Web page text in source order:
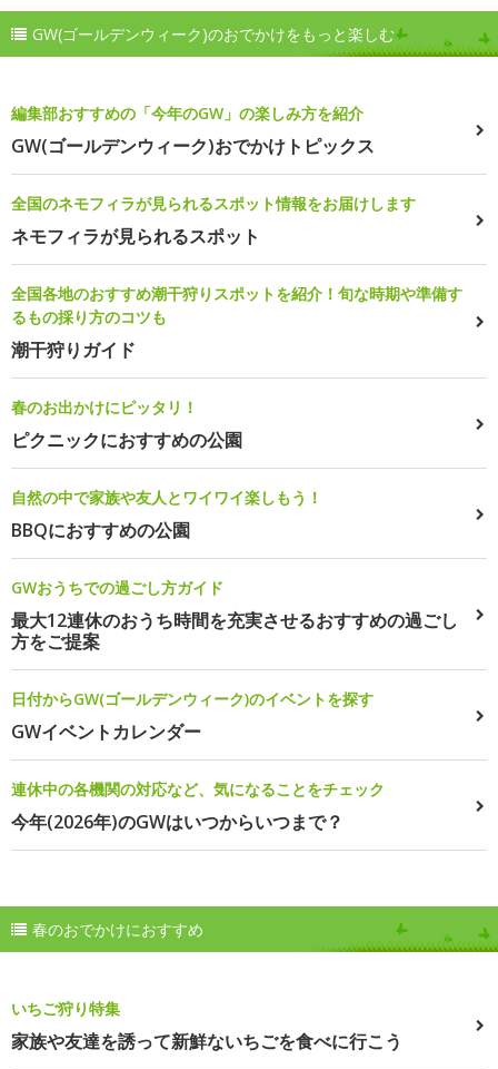
GW(ゴールデンウィーク)のおでかけをもっと楽しむ
編集部おすすめの「今年のGW」の楽しみ方を紹介
GW(ゴールデンウィーク)おでかけトピックス
全国のネモフィラが見られるスポット情報をお届けします
ネモフィラが見られるスポット
全国各地のおすすめ潮干狩りスポットを紹介！旬な時期や準備す
るもの採り方のコツも
潮干狩りガイド
春のお出かけにピッタリ！
ピクニックにおすすめの公園
自然の中で家族や友人とワイワイ楽しもう！
BBQにおすすめの公園
GWおうちでの過ごし方ガイド
最大12連休のおうち時間を充実させるおすすめの過ごし
方をご提案
日付からGW(ゴールデンウィーク)のイベントを探す
GWイベントカレンダー
連休中の各機関の対応など、気になることをチェック
今年(2026年)のGWはいつからいつまで？
春のおでかけにおすすめ
いちご狩り特集
家族や友達を誘って新鮮ないちごを食べに行こう